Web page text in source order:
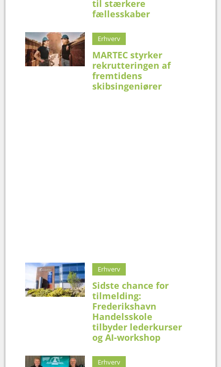
til stærkere
fællesskaber
Erhverv
MARTEC styrker
rekrutteringen af
fremtidens
skibsingeniører
Erhverv
Sidste chance for
tilmelding:
Frederikshavn
Handelsskole
tilbyder lederkurser
og AI-workshop
Erhverv